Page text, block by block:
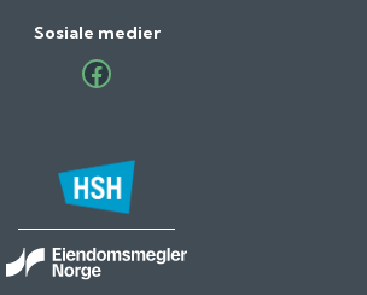
Sosiale medier
Facebook